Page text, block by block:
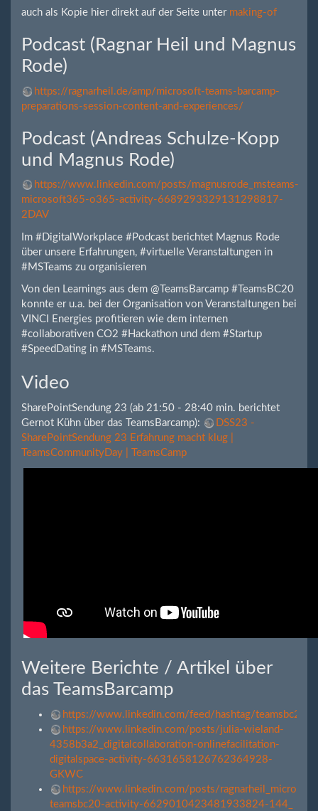
auch als Kopie hier direkt auf der Seite unter making-of
Podcast (Ragnar Heil und Magnus
Rode)
https://ragnarheil.de/amp/microsoft-teams-barcamp-
preparations-session-content-and-experiences/
Podcast (Andreas Schulze-Kopp
und Magnus Rode)
https://www.linkedin.com/posts/magnusrode_msteams-
microsoft365-o365-activity-6689293329131298817-
2DAV
Im #DigitalWorkplace #Podcast berichtet Magnus Rode
über unsere Erfahrungen, #virtuelle Veranstaltungen in
#MSTeams zu organisieren
Von den Learnings aus dem @TeamsBarcamp #TeamsBC20
konnte er u.a. bei der Organisation von Veranstaltungen bei
VINCI Energies profitieren wie dem internen
#collaborativen CO2 #Hackathon und dem #Startup
#SpeedDating in #MSTeams.
Video
SharePointSendung 23 (ab 21:50 - 28:40 min. berichtet
Gernot Kühn über das TeamsBarcamp):
DSS23 -
SharePointSendung 23 Erfahrung macht klug |
TeamsCommunityDay | TeamsCamp
Weitere Berichte / Artikel über
das TeamsBarcamp
https://www.linkedin.com/feed/hashtag/teamsbc20/
https://www.linkedin.com/posts/julia-wieland-
4358b3a2_digitalcollaboration-onlinefacilitation-
digitalspace-activity-6631658126762364928-
GKWC
https://www.linkedin.com/posts/
teamsbc20-activity-6629010423481933824-144_